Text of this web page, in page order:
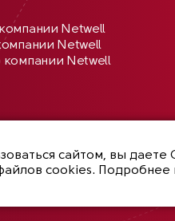
Netwell
Netwell
компании Netwell
сайтом, вы даете
cookies. Подробнее